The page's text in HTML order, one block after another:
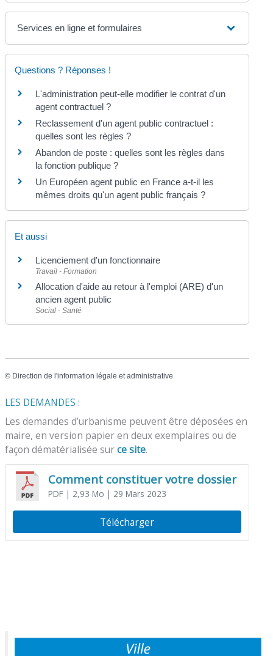
Services en ligne et formulaires
Questions ? Réponses !
L'administration peut-elle modifier le contrat d'un
agent contractuel ?
Reclassement d'un agent public contractuel :
quelles sont les règles ?
Abandon de poste : quelles sont les règles dans
la fonction publique ?
Un Européen agent public en France a-t-il les
mêmes droits qu'un agent public français ?
Et aussi
Licenciement d'un fonctionnaire
Travail - Formation
Allocation d'aide au retour à l'emploi (ARE) d'un
ancien agent public
Social - Santé
© Direction de l'information légale et administrative
LES DEMANDES :
Les demandes d’urbanisme peuvent être déposées en
maire, en version papier en deux exemplaires ou de
façon dématérialisée surce site.
Comment constituer votre dossier
PDF| 2,93 Mo | 29 Mars 2023
Télécharger